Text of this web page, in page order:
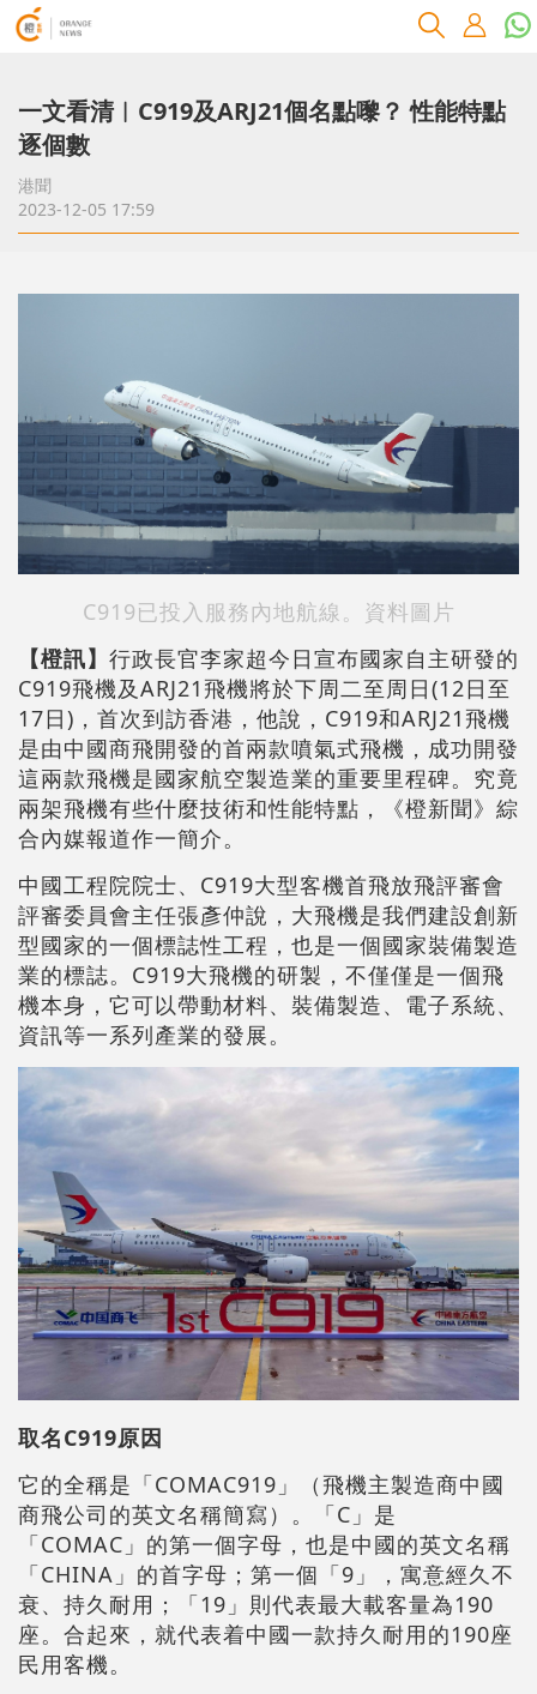
一文看清︱C919及ARJ21個名點嚟？ 性能特點
逐個數
港聞
2023-12-05 17:59
C919已投入服務內地航線。資料圖片
【橙訊】 行政長官李家超今日宣布國家自主研發的
C919飛機及ARJ21飛機將於下周二至周日(12日至
17日)，首次到訪香港，他說，C919和ARJ21飛機
是由中國商飛開發的首兩款噴氣式飛機，成功開發
這兩款飛機是國家航空製造業的重要里程碑。究竟
兩架飛機有些什麼技術和性能特點，《橙新聞》綜
合內媒報道作一簡介。
中國工程院院士、C919大型客機首飛放飛評審會
評審委員會主任張彥仲說，大飛機是我們建設創新
型國家的一個標誌性工程，也是一個國家裝備製造
業的標誌。C919大飛機的研製，不僅僅是一個飛
機本身，它可以帶動材料、裝備製造、電子系統、
資訊等一系列產業的發展。
取名C919原因
它的全稱是「COMAC919」（飛機主製造商中國
商飛公司的英文名稱簡寫）。「C」是
「COMAC」的第一個字母，也是中國的英文名稱
「CHINA」的首字母；第一個「9」，寓意經久不
衰、持久耐用；「19」則代表最大載客量為190
座。合起來，就代表着中國一款持久耐用的190座
民用客機。